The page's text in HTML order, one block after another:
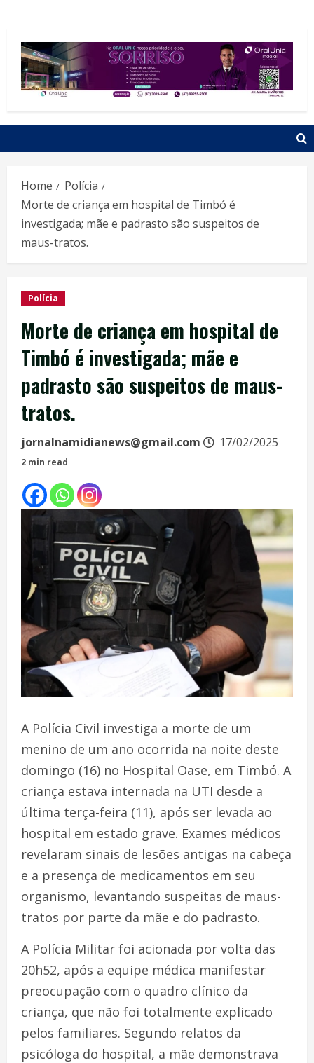
Home
Polícia
Morte de criança em hospital de Timbó é
investigada; mãe e padrasto são suspeitos de
maus-tratos.
Polícia
Morte de criança em hospital de
Timbó é investigada; mãe e
padrasto são suspeitos de maus-
tratos.
jornalnamidianews@gmail.com 17/02/2025
2 min read
A Polícia Civil investiga a morte de um
menino de um ano ocorrida na noite deste
domingo (16) no Hospital Oase, em Timbó. A
criança estava internada na UTI desde a
última terça-feira (11), após ser levada ao
hospital em estado grave. Exames médicos
revelaram sinais de lesões antigas na cabeça
e a presença de medicamentos em seu
organismo, levantando suspeitas de maus-
tratos por parte da mãe e do padrasto.
A Polícia Militar foi acionada por volta das
20h52, após a equipe médica manifestar
preocupação com o quadro clínico da
criança, que não foi totalmente explicado
pelos familiares. Segundo relatos da
psicóloga do hospital, a mãe demonstrava